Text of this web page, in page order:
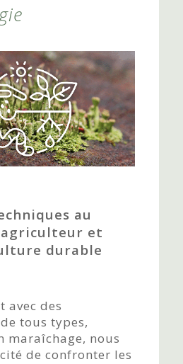
au
et
durable
avec des
tous types,
maraîchage, nous
de confronter les